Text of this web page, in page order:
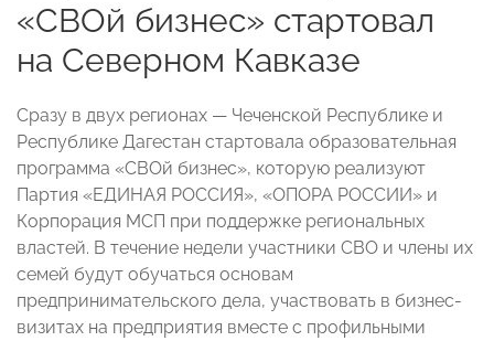
«СВОй бизнес» стартовал
на Северном Кавказе
Сразу в двух регионах — Чеченской Республике и
Республике Дагестан стартовала образовательная
программа «СВОй бизнес», которую реализуют
Партия «ЕДИНАЯ РОССИЯ», «ОПОРА РОССИИ» и
Корпорация МСП при поддержке региональных
властей. В течение недели участники СВО и члены их
семей будут обучаться основам
предпринимательского дела, участвовать в бизнес-
визитах на предприятия вместе с профильными